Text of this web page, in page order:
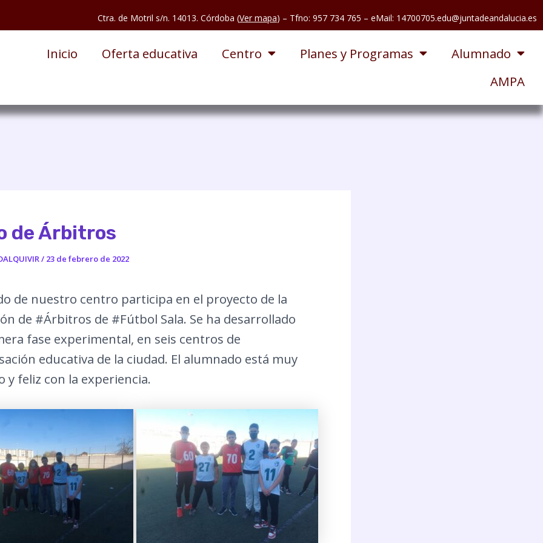
Ctra. de Motril s/n. 14013. Córdoba (Ver mapa) – Tfno: 957 734 765 – eMail: 14700705.edu@juntadeandalucia.es
Inicio Oferta educativa Centro Planes y Programas
Alumnado
AMPA
de Árbitros
/ 23 de febrero de 2022
de nuestro centro participa en el proyecto de la
de #Árbitros de #Fútbol Sala. Se ha desarrollado
fase experimental, en seis centros de
educativa de la ciudad. El alumnado está muy
y feliz con la experiencia.